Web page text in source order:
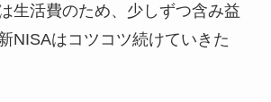
生活費のため、少しずつ含み益
NISAはコツコツ続けていきた